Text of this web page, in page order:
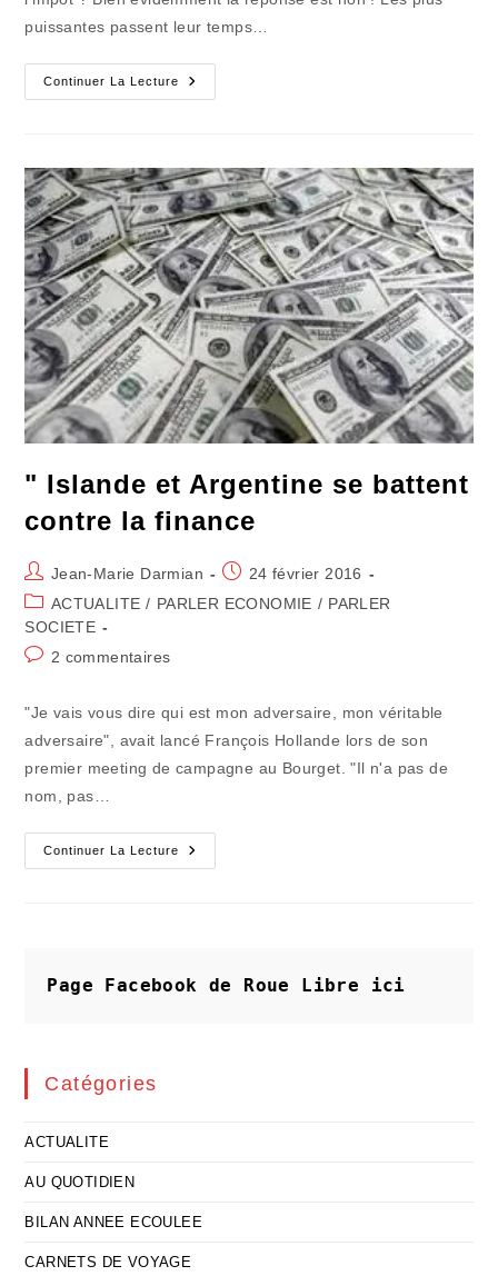
puissantes passent leur temps…
Continuer La Lecture
Les
"profiteurs"
Impôts
" Islande et Argentine se battent
contre la finance
Auteur/autrice
de
la
Jean-Marie Darmian
Publication
publiée :
24 février 2016
Post
category:
ACTUALITE / PARLER ECONOMIE / PARLER
SOCIETE
Commentaires
2 commentaires
"Je vais vous dire qui est mon adversaire, mon véritable
adversaire", avait lancé François Hollande lors de son
premier meeting de campagne au Bourget. "Il n'a pas de
nom, pas…
Continuer La Lecture
Islande
Finance
Page Facebook de Roue Libre ici
Catégories
ACTUALITE
AU QUOTIDIEN
BILAN ANNEE ECOULEE
CARNETS DE VOYAGE